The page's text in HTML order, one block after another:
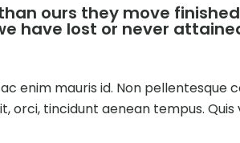
ours they move
have lost or never
enim mauris id. Non
orci, tincidunt aenean tempus.